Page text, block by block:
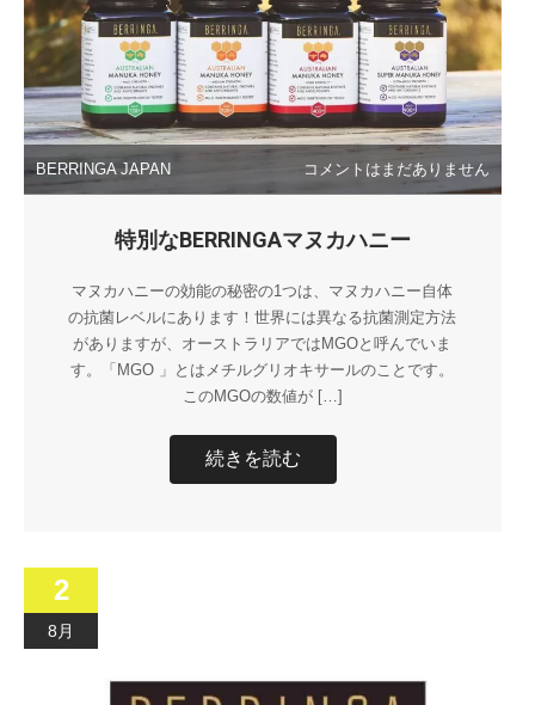
BERRINGA JAPAN コメントはまだありません
特別なBERRINGAマヌカハニー
マヌカハニーの効能の秘密の1つは、マヌカハニー自体
の抗菌レベルにあります！世界には異なる抗菌測定方法
がありますが、オーストラリアではMGOと呼んでいま
す。「MGO 」とはメチルグリオキサールのことです。
このMGOの数値が […]
続きを読む
2
8月